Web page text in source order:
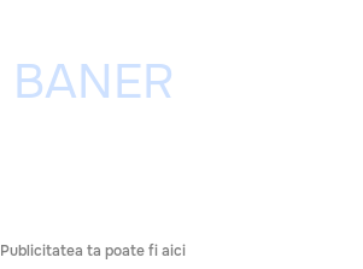
Publicitatea ta poate fi aici